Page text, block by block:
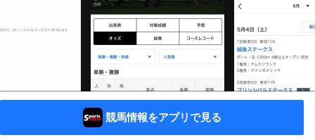
競馬情報をアプリで見る